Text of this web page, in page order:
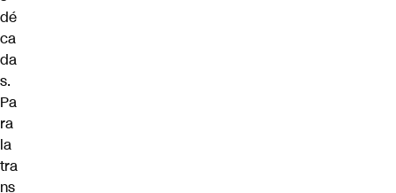
dé
ca
da
s.
Pa
ra
la
tra
ns